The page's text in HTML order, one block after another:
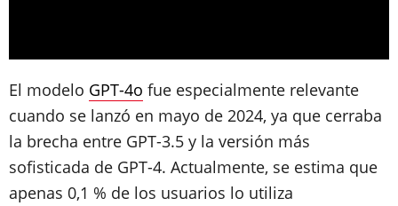
El modelo GPT-4o fue especialmente relevante
cuando se lanzó en mayo de 2024, ya que cerraba
la brecha entre GPT-3.5 y la versión más
sofisticada de GPT-4. Actualmente, se estima que
apenas 0,1 % de los usuarios lo utiliza